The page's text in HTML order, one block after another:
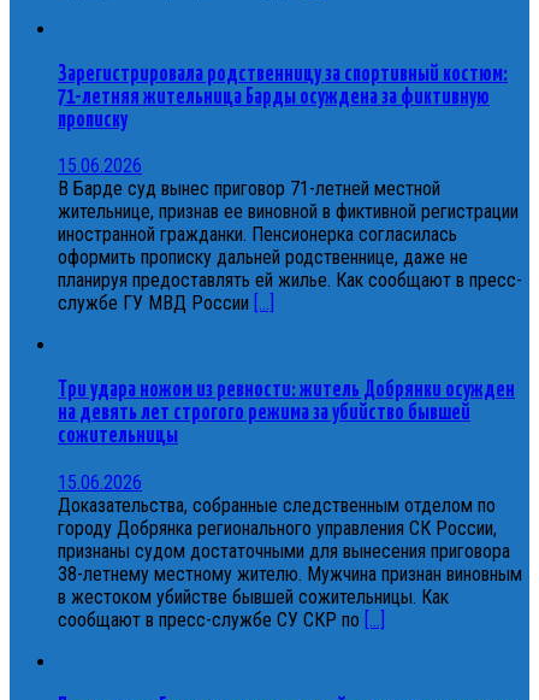
Зарегистрировала родственницу за спортивный костюм:
71-летняя жительница Барды осуждена за фиктивную
прописку
15.06.2026
В Барде суд вынес приговор 71-летней местной
жительнице, признав ее виновной в фиктивной регистрации
иностранной гражданки. Пенсионерка согласилась
оформить прописку дальней родственнице, даже не
планируя предоставлять ей жилье. Как сообщают в пресс-
службе ГУ МВД России [...]
Три удара ножом из ревности: житель Добрянки осужден
на девять лет строгого режима за убийство бывшей
сожительницы
15.06.2026
Доказательства, собранные следственным отделом по
городу Добрянка регионального управления СК России,
признаны судом достаточными для вынесения приговора
38-летнему местному жителю. Мужчина признан виновным
в жестоком убийстве бывшей сожительницы. Как
сообщают в пресс-службе СУ СКР по [...]